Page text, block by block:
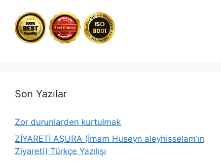
Son Yazılar
Zor durunlarden kurtulmak
ZİYARETİ AŞURA (İmam Huseyn aleyhisselam’ın
Ziyareti) Türkçe Yazılışı